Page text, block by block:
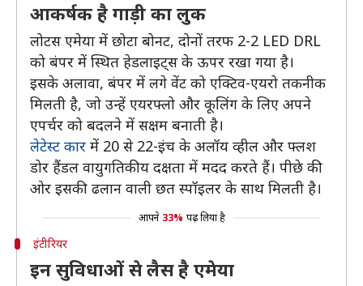
आकर्षक है गाड़ी का लुक
लोटस एमेया में छोटा बोनट, दोनों तरफ 2-2 LED DRL
को बंपर में स्थित हेडलाइट्स के ऊपर रखा गया है।
इसके अलावा, बंपर में लगे वेंट को एक्टिव-एयरो तकनीक
मिलती है, जो उन्हें एयरफ्लो और कूलिंग के लिए अपने
एपर्चर को बदलने में सक्षम बनाती है।
लेटेस्ट कार में 20 से 22-इंच के अलॉय व्हील और फ्लश
डोर हैंडल वायुगतिकीय दक्षता में मदद करते हैं। पीछे की
ओर इसकी ढलान वाली छत स्पॉइलर के साथ मिलती है।
आपने 33% पढ़ लिया है
इंटीरियर
इन सुविधाओं से लैस है एमेया